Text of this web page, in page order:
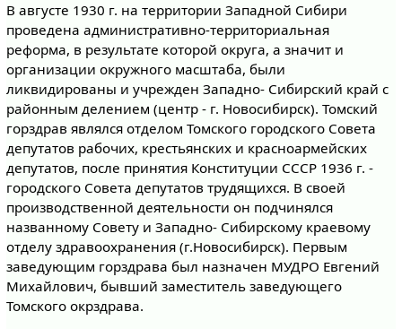
В августе 1930 г. на территории Западной Сибири
проведена административно-территориальная
реформа, в результате которой округа, а значит и
организации окружного масштаба, были
ликвидированы и учрежден Западно- Сибирский край с
районным делением (центр - г. Новосибирск). Томский
горздрав являлся отделом Томского городского Совета
депутатов рабочих, крестьянских и красноармейских
депутатов, после принятия Конституции СССР 1936 г. -
городского Совета депутатов трудящихся. В своей
производственной деятельности он подчинялся
названному Совету и Западно- Сибирскому краевому
отделу здравоохранения (г.Новосибирск). Первым
заведующим горздрава был назначен МУДРО Евгений
Михайлович, бывший заместитель заведующего
Томского окрздрава.